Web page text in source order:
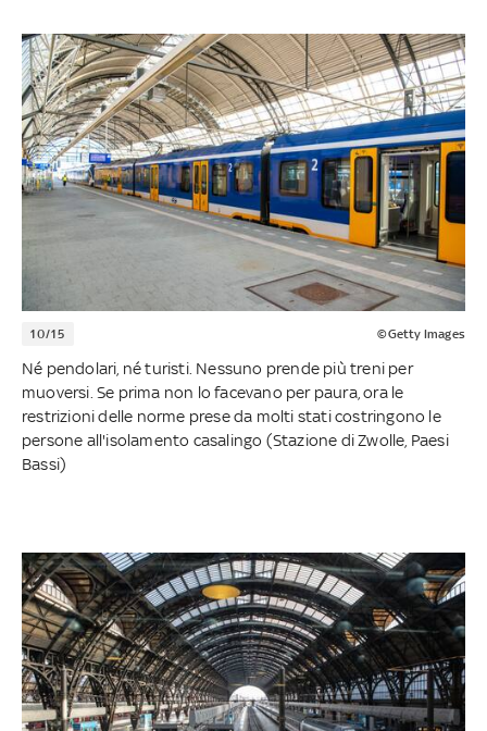
10/15 ©Getty Images
Né pendolari, né turisti. Nessuno prende più treni per
muoversi. Se prima non lo facevano per paura, ora le
restrizioni delle norme prese da molti stati costringono le
persone all'isolamento casalingo (Stazione di Zwolle, Paesi
Bassi)